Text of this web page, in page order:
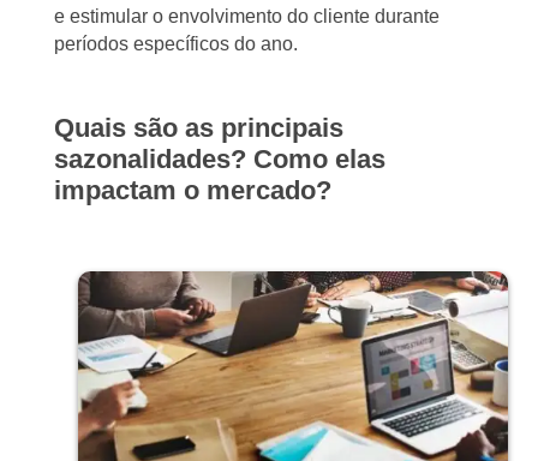
e estimular o envolvimento do cliente durante
períodos específicos do ano.
Quais são as principais
sazonalidades? Como elas
impactam o mercado?